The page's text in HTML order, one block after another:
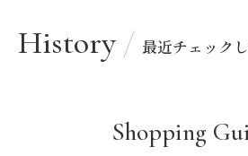
History 最近チェック
Shopping